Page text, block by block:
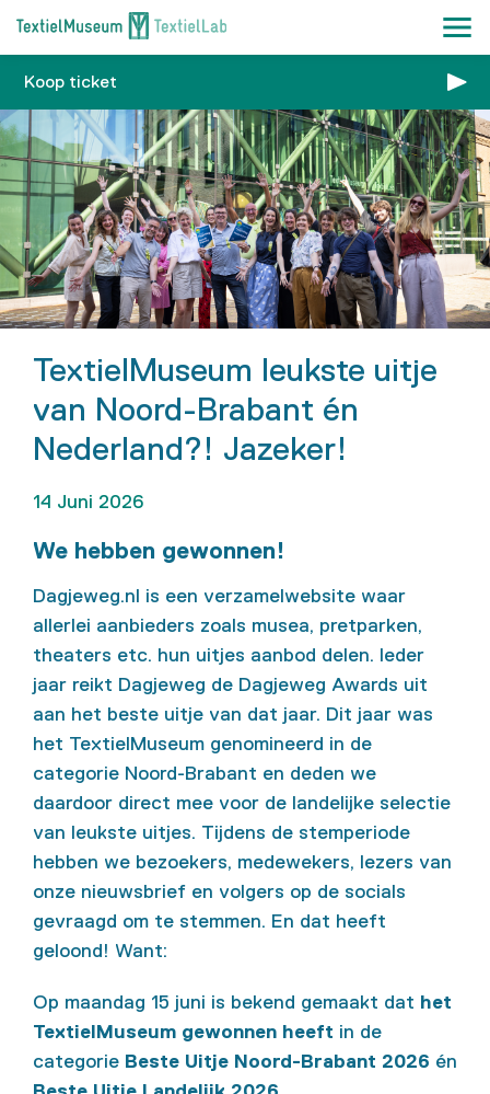
Koop ticket
TextielMuseum leukste uitje
van Noord-Brabant én
Nederland?! Jazeker!
14 Juni 2026
We hebben gewonnen!
Dagjeweg.nl is een verzamelwebsite waar
allerlei aanbieders zoals musea, pretparken,
theaters etc. hun uitjes aanbod delen. Ieder
jaar reikt Dagjeweg de Dagjeweg Awards uit
aan het beste uitje van dat jaar. Dit jaar was
het TextielMuseum genomineerd in de
categorie Noord-Brabant en deden we
daardoor direct mee voor de landelijke selectie
van leukste uitjes. Tijdens de stemperiode
hebben we bezoekers, medewekers, lezers van
onze nieuwsbrief en volgers op de socials
gevraagd om te stemmen. En dat heeft
geloond! Want:
Op maandag 15 juni is bekend gemaakt dat het
TextielMuseum gewonnen heeft in de
categorie Beste Uitje Noord-Brabant 2026 én